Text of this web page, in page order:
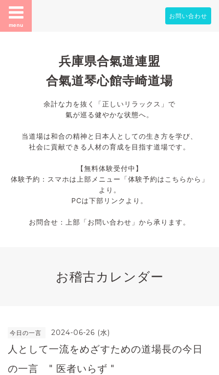
menu
お問い合わせ
兵庫県合氣道連盟
合氣道琴心館寺崎道場
余計な力を抜く「正しいリラックス」で
氣が巡る健やかな状態へ。
当道場は和合の精神と日本人としての生き方を学び、
社会に貢献できる人材の育成を目指す道場です。
【無料体験受付中】
体験予約：スマホは上部メニュー「体験予約はこちらから」
より。
PCは下部リンクより。
お問合せ：上部「お問い合わせ」から承ります。
お稽古カレンダー
今日の一言 2024-06-26 (水)
人として一流をめざすための道場長の今日
の一言 " 医者いらず "